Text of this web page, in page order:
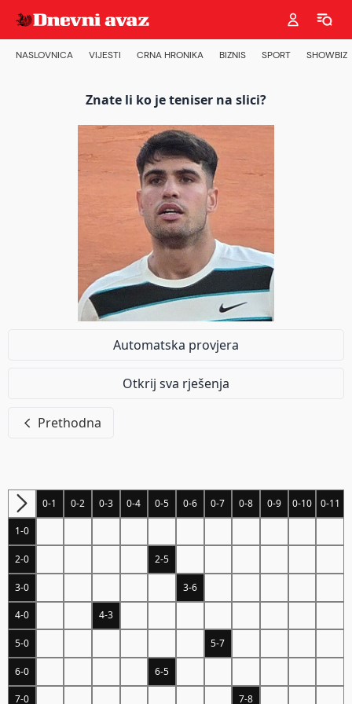
NASLOVNICA VIJESTI CRNA HRONIKA BIZNIS SPORT SHOWBIZ
0-1 0-2 0-3 0-4 0-5 0-6 0-7 0-8 0-9 0-10 0-11
1-0
2-0 2-5
3-0 3-6
4-0 4-3
5-0 5-7
6-0 6-5
7-0 7-8
Znate li ko je teniser na slici?
Automatska provjera
Otkrij sva rješenja
Prethodna